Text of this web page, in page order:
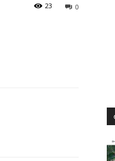
0
23